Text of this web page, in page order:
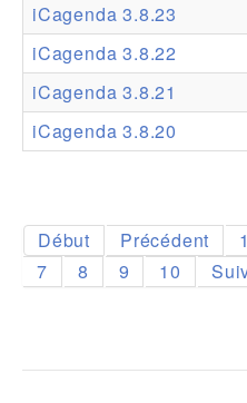
Forum
Support Pro
iCagenda 3.8.23
iCagenda 3.8.22
iCagenda 3.8.21
iCagenda 3.8.20
Début Précédent 1
7
8 9 10